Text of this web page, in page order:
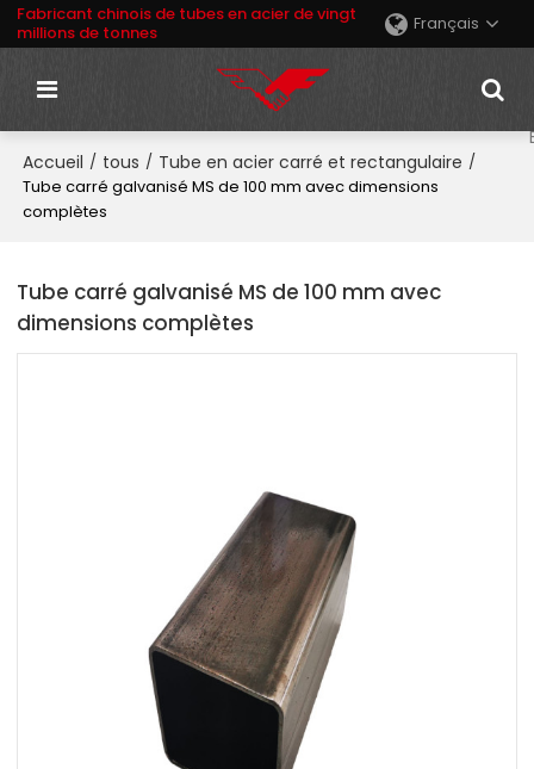
Fabricant chinois de tubes en acier de vingt
millions de tonnes
Français
Accueil / tous / Tube en acier carré et rectangulaire /
Tube carré galvanisé MS de 100 mm avec dimensions
complètes
Tube carré galvanisé MS de 100 mm avec
dimensions complètes